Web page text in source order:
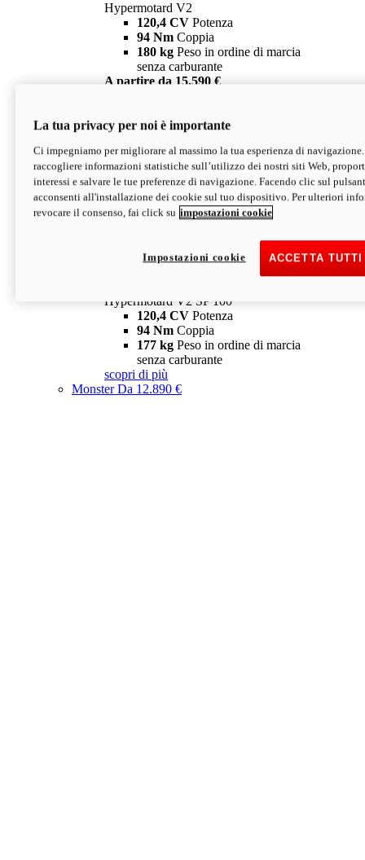
Hypermotard V2
120,4 CV Potenza
94 Nm Coppia
180 kg Peso in ordine di marcia
senza carburante
A partire da 15.590 €
V2 SP
Hypermotard V2 SP
120,4 CVPotenza
94 NmCoppia
177 kgPeso in ordine di marcia
senza carburante
Depotenziata 35 kW: 18.890 € i
configura scopri di più
Hypermotard V2 SP 100
120,4 CV Potenza
94 Nm Coppia
177 kg Peso in ordine di marcia
senza carburante
scopri di più
MonsterDa 12.890 €
La tua privacy per noi è importante
Ci impegniamo per migliorare al massimo la tua esperienza di
raccogliere informazioni statistiche sull’utilizzo dei nostri siti Web,
interessi e salvare le tue preferenze di navigazione. Facendo clic sul
acconsenti all'installazione dei cookie sul tuo dispositivo. Per ulteriori
revocare il consenso, fai click su impostazioni cookie
ACCETTA
Impostazioni cookie